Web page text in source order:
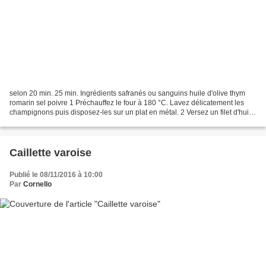
selon 20 min. 25 min. Ingrédients safranés ou sanguins huile d'olive thym
romarin sel poivre 1 Préchauffez le four à 180 °C. Lavez délicatement les
champignons puis disposez-les sur un plat en métal. 2 Versez un filet d'huile
Caillette varoise
Publié le 08/11/2016 à 10:00
Par Cornello